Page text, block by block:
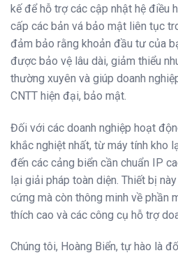
kế để hỗ trợ các cập nhật hệ điều
cấp các bản vá bảo mật liên tục
đảm bảo rằng khoản đầu tư của
được bảo vệ lâu dài, giảm thiểu
thường xuyên và giúp doanh
CNTT hiện đại, bảo mật.
Đối với các doanh nghiệp hoạt
khắc nghiệt nhất, từ máy tính kho
đến các cảng biển cần chuẩn IP
lại giải pháp toàn diện. Thiết bị
cứng mà còn thông minh về phần
thích cao và các công cụ hỗ trợ
Chúng tôi, Hoàng Biển, tự hào là